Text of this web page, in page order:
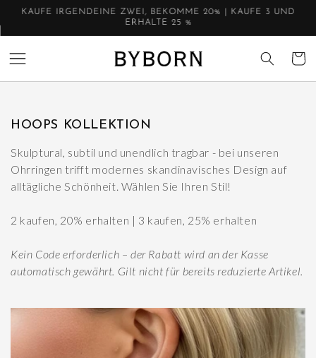
zum
KAUFE IRGENDEINE ZWEI, BEKOMME 20% | KAUFE 3 UND
ERHALTE 25 %
Kategorie:
HOOPS KOLLEKTION
Skulptural, subtil und unendlich tragbar - bei unseren
Ohrringen trifft modernes skandinavisches Design auf
alltägliche Schönheit. Wählen Sie Ihren Stil!
2 kaufen, 20% erhalten | 3 kaufen, 25% erhalten
Kein Code erforderlich – der Rabatt wird an der Kasse
automatisch gewährt. Gilt nicht für bereits reduzierte Artikel.